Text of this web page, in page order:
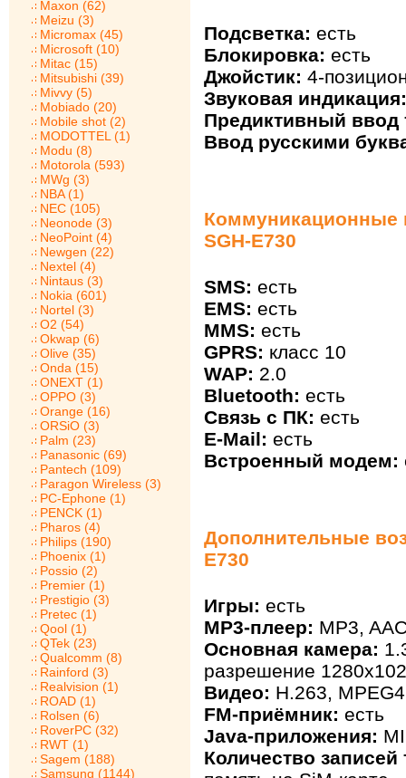
Maxon (62)
Meizu (3)
Micromax (45)
Microsoft (10)
Mitac (15)
Mitsubishi (39)
Mivvy (5)
Mobiado (20)
Mobile shot (2)
MODOTTEL (1)
Modu (8)
Motorola (593)
MWg (3)
NBA (1)
NEC (105)
Neonode (3)
NeoPoint (4)
Newgen (22)
Nextel (4)
Nintaus (3)
Nokia (601)
Nortel (3)
O2 (54)
Okwap (6)
Olive (35)
Onda (15)
ONEXT (1)
OPPO (3)
Orange (16)
ORSiO (3)
Palm (23)
Panasonic (69)
Pantech (109)
Paragon Wireless (3)
PC-Ephone (1)
PENCK (1)
Pharos (4)
Philips (190)
Phoenix (1)
Possio (2)
Premier (1)
Prestigio (3)
Pretec (1)
Qool (1)
QTek (23)
Qualcomm (8)
Rainford (3)
Realvision (1)
ROAD (1)
Rolsen (6)
RoverPC (32)
RWT (1)
Sagem (188)
Samsung (1144)
Подсветка: есть
Блокировка: есть
Джойстик: 4-
Звуковая индикация:
Предиктивный ввод
Ввод русскими
Коммуникационные
SGH-E730
SMS: есть
EMS: есть
MMS: есть
GPRS: класс 10
WAP: 2.0
Bluetooth: есть
Связь с ПК: есть
E-Mail: есть
Встроенный модем:
Дополнительные
E730
Игры: есть
MP3-плеер: MP3,
Основная камера:
разрешение
Видео: H.263, MPEG4
FM-приёмник: есть
Java-приложения:
Количество